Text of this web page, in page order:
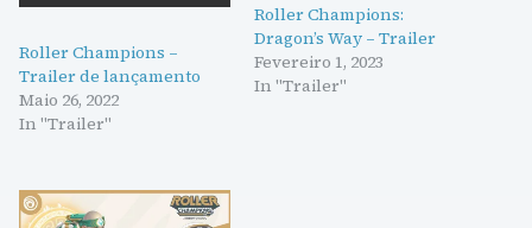
Roller Champions –
Trailer de lançamento
Maio 26, 2022
In "Trailer"
Roller Champions:
Dragon’s Way – Trailer
Fevereiro 1, 2023
In "Trailer"